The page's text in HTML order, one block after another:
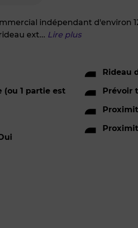
indépendant d'environ
ext... Lire plus
(ou 1 partie est
Rideau
Prévoir